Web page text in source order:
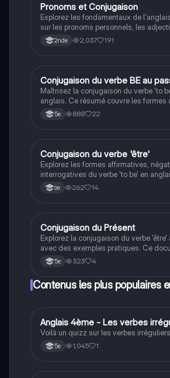
Anglais
Pronoms et Conjugaison
Explorez les fondamentaux de
sur les pronoms personnels, les
et la conjugaison des verbes 'être' et
résumé essentiel est parfait pour
2nde 2,037 191
Anglais
Conjugaison du verbe BE au
Maîtrisez la conjugaison du verbe 'to
anglais. Ce résumé couvre les formes
négatives et interrogatives, essentiel
comprendre le passé simple en
5e 888 22
Anglais
Conjugaison du verbe 'être'
Explorez les formes affirmatives,
interrogatives du verbe 'to be' en
présente des exemples clairs et des
détaillées pour maîtriser la conjugaison
6e 262 14
Anglais
Conjugaison du Présent
Explorez la conjugaison du verbe 'être'
avec des exemples pratiques. Ce
l'utilisation du présent continu (be +
des actions en cours, illustré par les
anglais, ce résumé met en lumière les
5e 323 4
Contenus les plus populaires
AAnglais
Anglais 4ème - Les verbes
Voilà un quizz sur les verbes
5e 1,045 1